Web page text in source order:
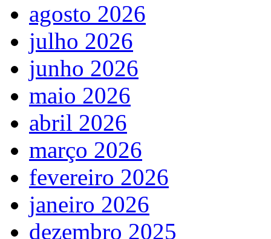
agosto 2026
julho 2026
junho 2026
maio 2026
abril 2026
março 2026
fevereiro 2026
janeiro 2026
dezembro 2025